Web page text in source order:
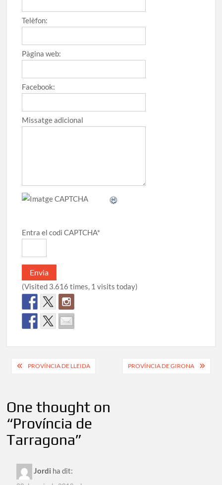
Telèfon:
Pàgina web:
Facebook:
Missatge adicional
Entra el codi CAPTCHA*
(Visited 3.616 times, 1 visits today)
Navegació
PROVÍNCIA DE LLEIDA PROVÍNCIA DE GIRONA
One thought on
“Província de
Tarragona”
Jordi ha dit: